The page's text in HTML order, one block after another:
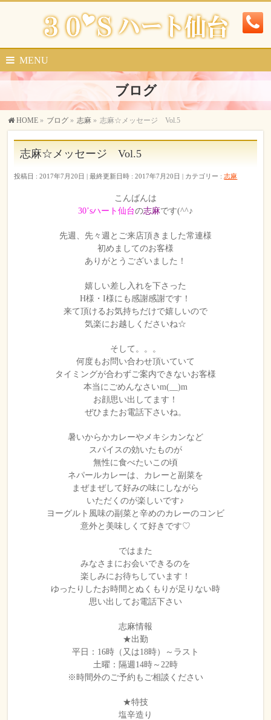
MENU
ブログ
HOME » ブログ » 志麻 » 志麻☆メッセージ Vol.5
志麻☆メッセージ Vol.5
投稿日 : 2017年7月20日 最終更新日時 : 2017年7月20日 カテゴリー :志麻
こんばんは
30’sハート仙台の志麻です(^^♪
先週、先々週とご来店頂きました常連様
初めましてのお客様
ありがとうございました！
嬉しい差し入れを下さった
H様・I様にも感謝感謝です！
来て頂けるお気持ちだけで嬉しいので
気楽にお越しくださいね☆
そして。。。
何度もお問い合わせ頂いていて
タイミングが合わずご案内できないお客様
本当にごめんなさいm(__)m
お顔思い出してます！
ぜひまたお電話下さいね。
暑いからかカレーやメキシカンなど
スパイスの効いたものが
無性に食べたいこの頃
ネパールカレーは、カレーと副菜を
まぜまぜして好みの味にしながら
いただくのが楽しいです♪
ヨーグルト風味の副菜と辛めのカレーのコンビ
意外と美味しくて好きです♡
ではまた
みなさまにお会いできるのを
楽しみにお待ちしています！
ゆったりしたお時間とぬくもりが足りない時
思い出してお電話下さい
志麻情報
★出勤
平日：16時（又は18時）～ラスト
土曜：隔週14時～22時
※時間外のご予約もご相談ください
★特技
塩辛造り